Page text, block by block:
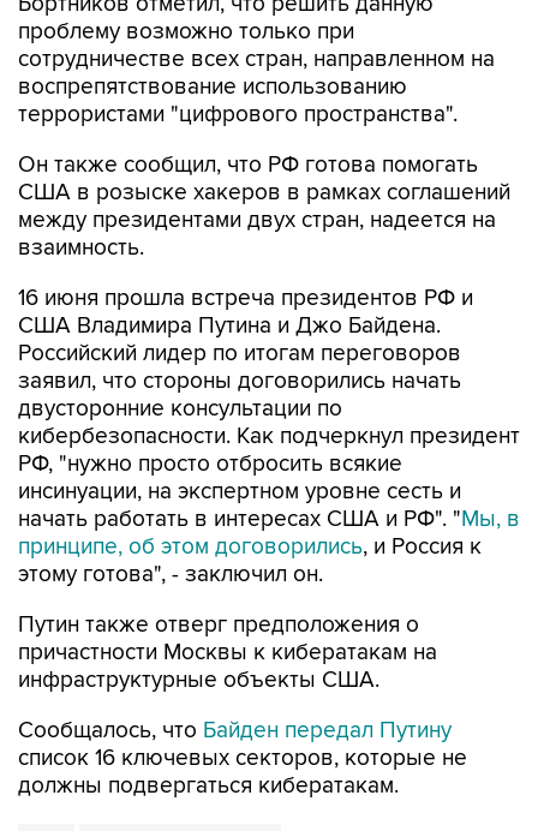
проблему возможно только при
сотрудничестве всех стран, направленном на
воспрепятствование использованию
террористами "цифрового пространства".
Он также сообщил, что РФ готова помогать
США в розыске хакеров в рамках соглашений
между президентами двух стран, надеется на
взаимность.
16 июня прошла встреча президентов РФ и
США Владимира Путина и Джо Байдена.
Российский лидер по итогам переговоров
заявил, что стороны договорились начать
двусторонние консультации по
кибербезопасности. Как подчеркнул президент
РФ, "нужно просто отбросить всякие
инсинуации, на экспертном уровне сесть и
начать работать в интересах США и РФ". "Мы, в
принципе, об этом договорились, и Россия к
этому готова", - заключил он.
Путин также отверг предположения о
причастности Москвы к кибератакам на
инфраструктурные объекты США.
Сообщалось, что Байден передал Путину
список 16 ключевых секторов, которые не
должны подвергаться кибератакам.